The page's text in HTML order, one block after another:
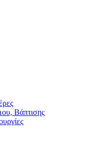
Βάπτισης